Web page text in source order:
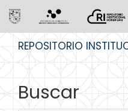
REPOSITORIO
Buscar